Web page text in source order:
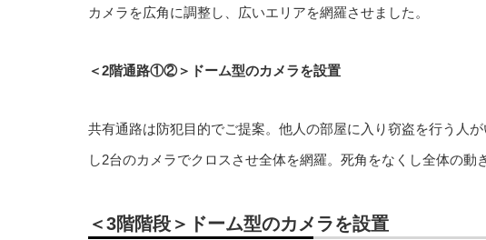
カメラを広角に調整し、広いエリアを網羅させました。
＜2階通路①②＞ドーム型のカメラを設置
共有通路は防犯目的でご提案。他人の部屋に入り窃盗を行う人
し2台のカメラでクロスさせ全体を網羅。死角をなくし全体の動
＜3階階段＞ドーム型のカメラを設置